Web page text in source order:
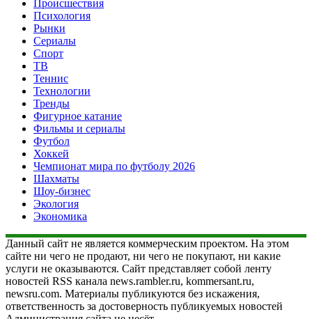
Происшествия
Психология
Рынки
Сериалы
Спорт
ТВ
Теннис
Технологии
Тренды
Фигурное катание
Фильмы и сериалы
Футбол
Хоккей
Чемпионат мира по футболу 2026
Шахматы
Шоу-бизнес
Экология
Экономика
Данный сайт не является коммерческим проектом. На этом
сайте ни чего не продают, ни чего не покупают, ни какие
услуги не оказываются. Сайт представляет собой ленту
новостей RSS канала news.rambler.ru, kommersant.ru,
newsru.com. Материалы публикуются без искажения,
ответственность за достоверность публикуемых новостей